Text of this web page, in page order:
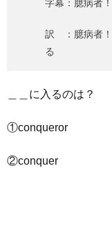
字幕：臆病者
訳 ：臆病者
る
＿＿に入るのは？
①conqueror
②conquer